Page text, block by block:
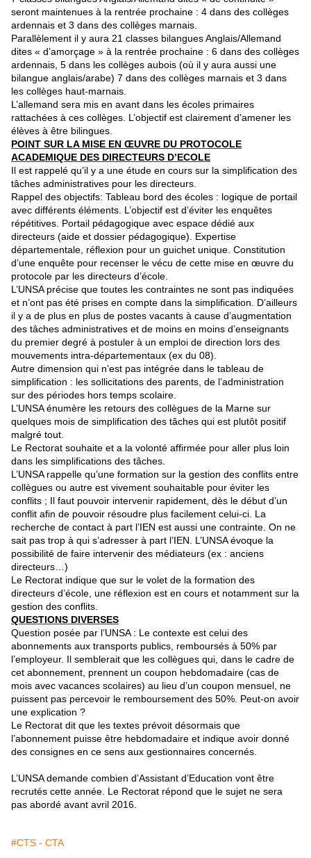
seront maintenues à la rentrée prochaine : 4 dans des collèges
ardennais et 3 dans des collèges marnais.
Parallèlement il y aura 21 classes bilangues Anglais/Allemand
dites « d’amorçage » à la rentrée prochaine : 6 dans des collèges
ardennais, 5 dans les collèges aubois (où il y aura aussi une
bilangue anglais/arabe) 7 dans des collèges marnais et 3 dans
les collèges haut-marnais.
L’allemand sera mis en avant dans les écoles primaires
rattachées à ces collèges. L’objectif est clairement d’amener les
élèves à être bilingues.
POINT SUR LA MISE EN ŒUVRE DU PROTOCOLE
ACADEMIQUE DES DIRECTEURS D’ECOLE
Il est rappelé qu’il y a une étude en cours sur la simplification des
tâches administratives pour les directeurs.
Rappel des objectifs: Tableau bord des écoles : logique de portail
avec différents éléments. L’objectif est d’éviter les enquêtes
répétitives. Portail pédagogique avec espace dédié aux
directeurs (aide et dossier pédagogique). Expertise
départementale, réflexion pour un guichet unique. Constitution
d’une enquête pour recenser le vécu de cette mise en œuvre du
protocole par les directeurs d’école.
L’UNSA précise que toutes les contraintes ne sont pas indiquées
et n’ont pas été prises en compte dans la simplification. D’ailleurs
il y a de plus en plus de postes vacants à cause d’augmentation
des tâches administratives et de moins en moins d’enseignants
du premier degré à postuler à un emploi de direction lors des
mouvements intra-départementaux (ex du 08).
Autre dimension qui n’est pas intégrée dans le tableau de
simplification : les sollicitations des parents, de l’administration
sur des périodes hors temps scolaire.
L’UNSA énumère les retours des collègues de la Marne sur
quelques mois de simplification des tâches qui est plutôt positif
malgré tout.
Le Rectorat souhaite et a la volonté affirmée pour aller plus loin
dans les simplifications des tâches.
L’UNSA rappelle qu’une formation sur la gestion des conflits entre
collègues ou autre est vivement souhaitable pour éviter les
conflits ; Il faut pouvoir intervenir rapidement, dès le début d’un
conflit afin de pouvoir résoudre plus facilement celui-ci. La
recherche de contact à part l’IEN est aussi une contrainte. On ne
sait pas trop à qui s’adresser à part l’IEN. L’UNSA évoque la
possibilité de faire intervenir des médiateurs (ex : anciens
directeurs…)
Le Rectorat indique que sur le volet de la formation des
directeurs d’école, une réflexion est en cours et notamment sur la
gestion des conflits.
QUESTIONS DIVERSES
Question posée par l’UNSA : Le contexte est celui des
abonnements aux transports publics, remboursés à 50% par
l’employeur. Il semblerait que les collègues qui, dans le cadre de
cet abonnement, prennent un coupon hebdomadaire (cas de
mois avec vacances scolaires) au lieu d’un coupon mensuel, ne
puissent pas percevoir le remboursement des 50%. Peut-on avoir
une explication ?
Le Rectorat dit que les textes prévoit désormais que
l’abonnement puisse être hebdomadaire et indique avoir donné
des consignes en ce sens aux gestionnaires concernés.
L’UNSA demande combien d’Assistant d’Education vont être
recrutés cette année. Le Rectorat répond que le sujet ne sera
pas abordé avant avril 2016.
#CTS - CTA